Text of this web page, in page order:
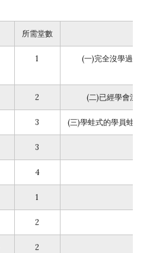
所需堂數
1
(一)完全沒學過的學
2 (二)已經學會漂浮
3 (三)學蛙式的學員蛙式踢
3
4
1
2
2